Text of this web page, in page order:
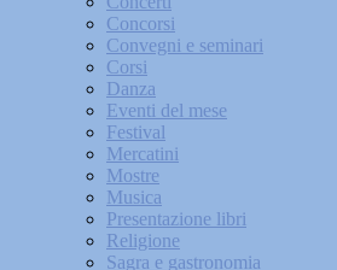
Concorsi
Convegni e seminari
Corsi
Danza
Eventi del mese
Festival
Mercatini
Mostre
Musica
Presentazione libri
Religione
Sagra e gastronomia